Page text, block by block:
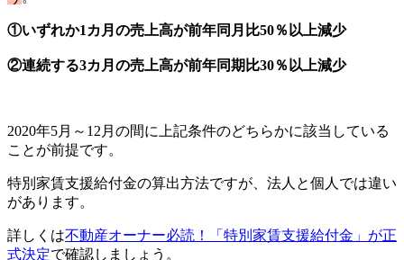
①いずれか1カ月の売上高が前年同月比50％以上減少
②連続する3カ月の売上高が前年同期比30％以上減少
2020年5月～12月の間に上記条件のどちらかに該当している
ことが前提です。
特別家賃支援給付金の算出方法ですが、法人と個人では違い
があります。
詳しくは不動産オーナー必読！「特別家賃支援給付金」が正
式決定で確認しましょう。